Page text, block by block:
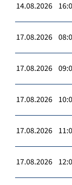
14.08.2026
17.08.2026
17.08.2026
17.08.2026
17.08.2026
17.08.2026